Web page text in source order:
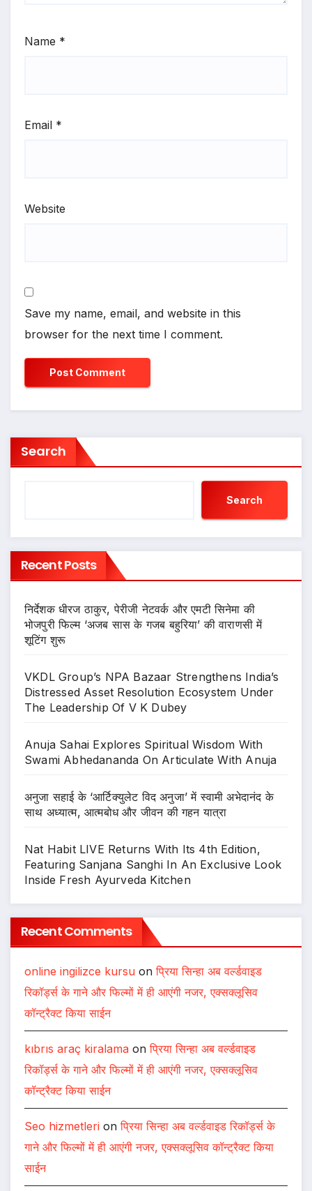
Name *
Email *
Website
Save my name, email, and website in this
browser for the next time I comment.
Search
Search
Recent Posts
निर्देशक धीरज ठाकुर, पेरीजी नेटवर्क और एमटी सिनेमा की
भोजपुरी फिल्म ‘अजब सास के गजब बहुरिया’ की वाराणसी में
शूटिंग शुरू
VKDL Group’s NPA Bazaar Strengthens India’s
Distressed Asset Resolution Ecosystem Under
The Leadership Of V K Dubey
Anuja Sahai Explores Spiritual Wisdom With
Swami Abhedananda On Articulate With Anuja
अनुजा सहाई के ‘आर्टिक्युलेट विद अनुजा’ में स्वामी अभेदानंद के
साथ अध्यात्म, आत्मबोध और जीवन की गहन यात्रा
Nat Habit LIVE Returns With Its 4th Edition,
Featuring Sanjana Sanghi In An Exclusive Look
Inside Fresh Ayurveda Kitchen
Recent Comments
online ingilizce kursu onप्रिया सिन्हा अब वर्ल्डवाइड
रिकॉर्ड्स के गाने और फिल्मों में ही आएंगी नजर, एक्सक्लूसिव
कॉन्ट्रैक्ट किया साईन
kıbrıs araç kiralama onप्रिया सिन्हा अब वर्ल्डवाइड
रिकॉर्ड्स के गाने और फिल्मों में ही आएंगी नजर, एक्सक्लूसिव
कॉन्ट्रैक्ट किया साईन
Seo hizmetleri onप्रिया सिन्हा अब वर्ल्डवाइड रिकॉर्ड्स के
गाने और फिल्मों में ही आएंगी नजर, एक्सक्लूसिव कॉन्ट्रैक्ट किया
साईन